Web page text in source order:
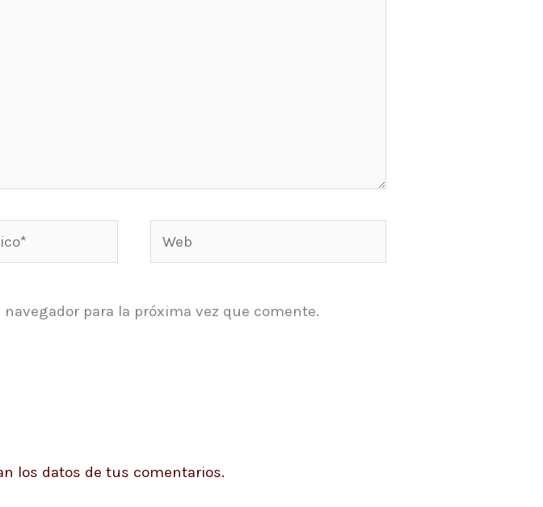
Web
para la próxima vez que comente.
los datos de tus comentarios.